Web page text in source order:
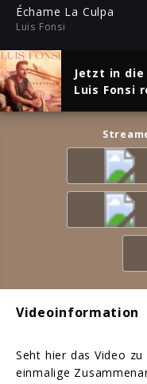
Échame La Culpa
Luis Fonsi
Jetzt in die
Luis Fonsi
Videoinformation
Seht hier das Video zu
einmalige